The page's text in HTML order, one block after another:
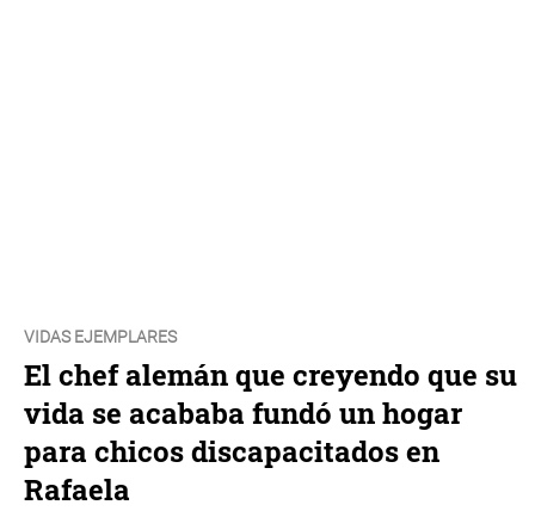
VIDAS EJEMPLARES
El chef alemán que creyendo que su
vida se acababa fundó un hogar
para chicos discapacitados en
Rafaela